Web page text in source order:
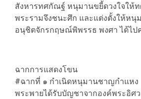
สังหารทศกัณฐ์ หนุมานขยี้ดวงใจให้
พระรามจึงชนะศึก และแต่งตั้งให้หนุ
อนุชิตจักรกฤษณ์พิพรรธ พงศา ได้ไป
ฉากการแสดงโขน
#ฉากที่ ๑ กำเนิดหนุมานชาญกำแหง
พระพายได้รับบัญชาจากองค์พระอิศ